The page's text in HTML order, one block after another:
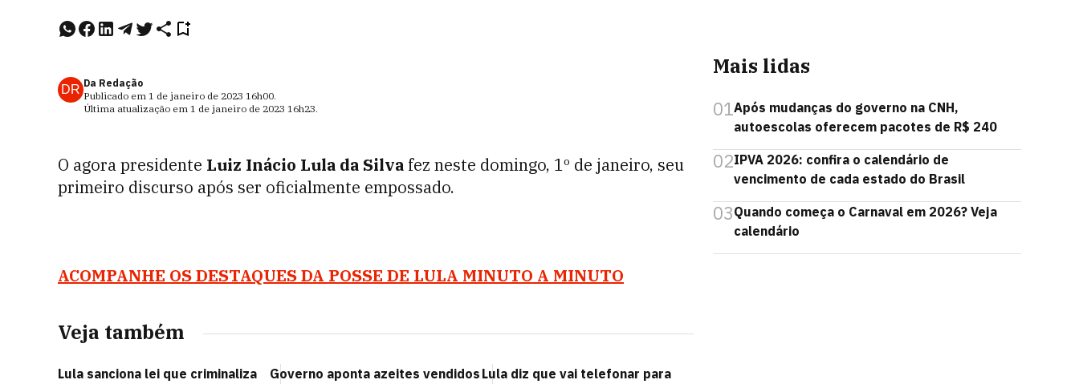
DR Da Redação
Publicado em 1 de janeiro de 2023 16h00.
Última atualização em 1 de janeiro de 2023 16h23.
O agora presidente Luiz Inácio Lula da Silva fez neste domingo, 1º de janeiro, seu
primeiro discurso após ser oficialmente empossado.
ACOMPANHE OS DESTAQUES DA POSSE DE LULA MINUTO A MINUTO
Veja também
Lula sanciona lei que criminaliza
Governo aponta azeites vendidos Lula diz que vai telefonar para
Mais lidas
01Após mudanças do governo na CNH,
autoescolas oferecem pacotes de R$ 240
02IPVA 2026: confira o calendário de
vencimento de cada estado do Brasil
03Quando começa o Carnaval em 2026? Veja
calendário